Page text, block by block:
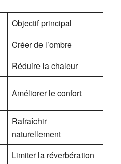
Objectif principal
Créer de l’ombre
Réduire la chaleur
Améliorer le confort
Rafraîchir
naturellement
Limiter la réverbération